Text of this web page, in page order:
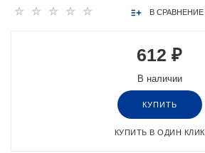
В СРАВНЕНИЕ
612 ₽
В наличии
КУПИТЬ
КУПИТЬ В ОДИН КЛИК